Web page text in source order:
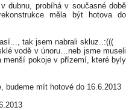
dubnu, probíhá v současné době
měla být hotova do
tak jsem nabrali skluz..:(((
vodě v únoru…neb jsme museli
menší pokoje v přízemí, které byly
budeme mít hotové do 16.6.2013